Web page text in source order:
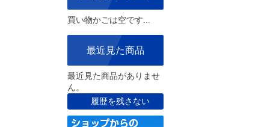
買い物かごは空です...
最近見た商品
最近見た商品がありませ
ん。
履歴を残さない